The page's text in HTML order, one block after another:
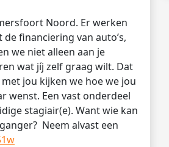
Noord. Er werken
financiering van auto’s,
we niet alleen aan je
wat jíj zelf graag wilt. Dat
jou kijken we hoe we jou
wenst. Een vast onderdeel
stagiair(e). Want wie kan
Neem alvast een